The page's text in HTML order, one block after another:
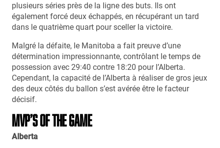
plusieurs séries près de la ligne des buts. Ils ont
également forcé deux échappés, en récupérant un tard
dans le quatrième quart pour sceller la victoire.
Malgré la défaite, le Manitoba a fait preuve d’une
détermination impressionnante, contrôlant le temps de
possession avec 29:40 contre 18:20 pour l’Alberta.
Cependant, la capacité de l’Alberta à réaliser de gros jeux
des deux côtés du ballon s’est avérée être le facteur
décisif.
MVP’S OF THE GAME
Alberta